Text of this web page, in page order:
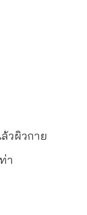
วผิวกาย
า